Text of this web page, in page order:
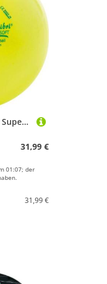
Togu Fitnessball "Colibri Supersoft", Gelb
31,99 €
01:07; der
31,99 €